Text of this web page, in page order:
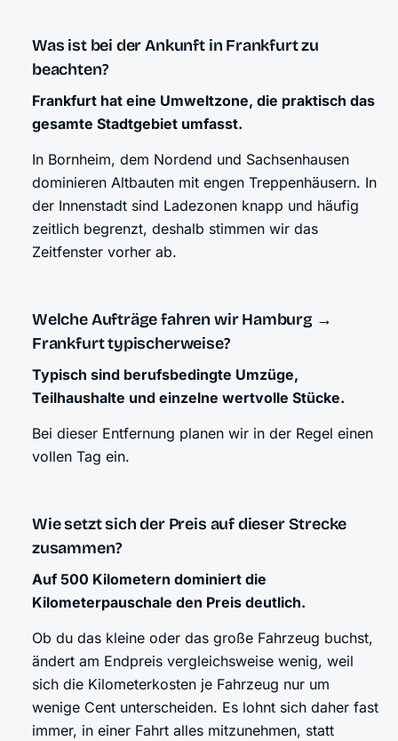
Was ist bei der Ankunft in Frankfurt zu
beachten?
Frankfurt hat eine Umweltzone, die praktisch das
gesamte Stadtgebiet umfasst.
In Bornheim, dem Nordend und Sachsenhausen
dominieren Altbauten mit engen Treppenhäusern. In
der Innenstadt sind Ladezonen knapp und häufig
zeitlich begrenzt, deshalb stimmen wir das
Zeitfenster vorher ab.
Welche Aufträge fahren wir Hamburg →
Frankfurt typischerweise?
Typisch sind berufsbedingte Umzüge,
Teilhaushalte und einzelne wertvolle Stücke.
Bei dieser Entfernung planen wir in der Regel einen
vollen Tag ein.
Wie setzt sich der Preis auf dieser Strecke
zusammen?
Auf 500 Kilometern dominiert die
Kilometerpauschale den Preis deutlich.
Ob du das kleine oder das große Fahrzeug buchst,
ändert am Endpreis vergleichsweise wenig, weil
sich die Kilometerkosten je Fahrzeug nur um
wenige Cent unterscheiden. Es lohnt sich daher fast
immer, in einer Fahrt alles mitzunehmen, statt